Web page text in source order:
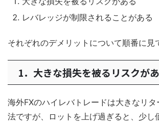
レバレッジが制限されることがある
それぞれのデメリットについて順番に見
1．大きな損失を被るリスクが
海外FXのハイレバトレードは大きなリ
法ですが、ロットを上げ過ぎると、少し